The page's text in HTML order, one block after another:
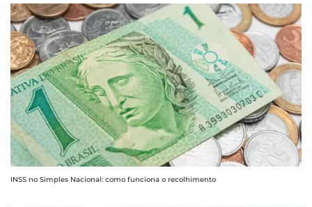
INSS no Simples Nacional: como funciona o recolhimento